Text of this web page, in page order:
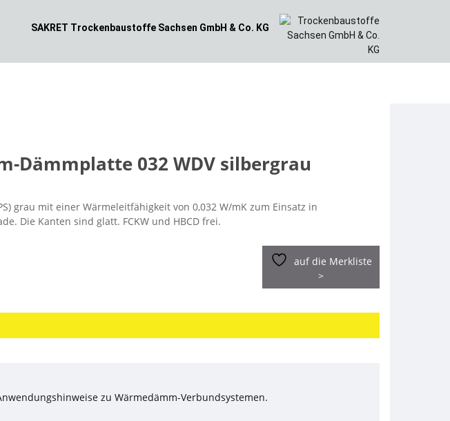
SAKRET Trockenbaustoffe Sachsen GmbH & Co. KG
Dämmplatte 032 WDV silbergrau
grau mit einer Wärmeleitfähigkeit von 0,032 W/mK zum Einsatz in
Die Kanten sind glatt. FCKW und HBCD frei.
auf die Merkliste
>
zu Wärmedämm-Verbundsystemen.